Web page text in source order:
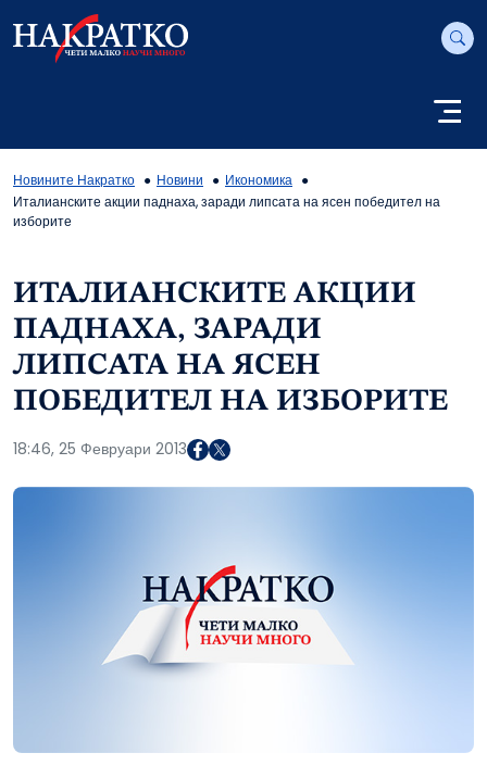
Новините Накратко Новини
Икономика
Италианските акции паднаха, заради липсата на ясен победител на
изборите
ИТАЛИАНСКИТЕ АКЦИИ
ПАДНАХА, ЗАРАДИ
ЛИПСАТА НА ЯСЕН
ПОБЕДИТЕЛ НА ИЗБОРИТЕ
18:46, 25 Февруари 2013